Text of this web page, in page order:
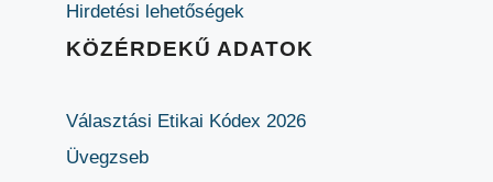
Hirdetési lehetőségek
KÖZÉRDEKŰ ADATOK
Választási Etikai Kódex 2026
Üvegzseb